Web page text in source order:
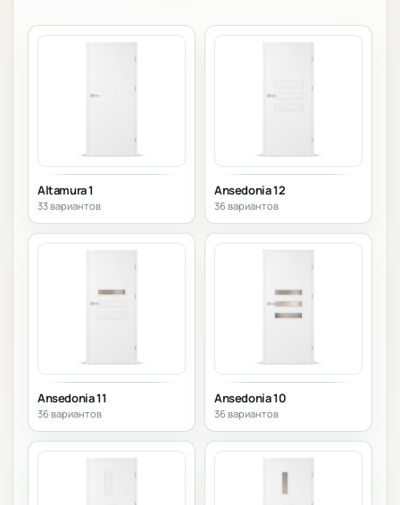
Altamura 1
33 вариантов
Ansedonia 12
36 вариантов
Ansedonia 11
36 вариантов
Ansedonia 10
36 вариантов